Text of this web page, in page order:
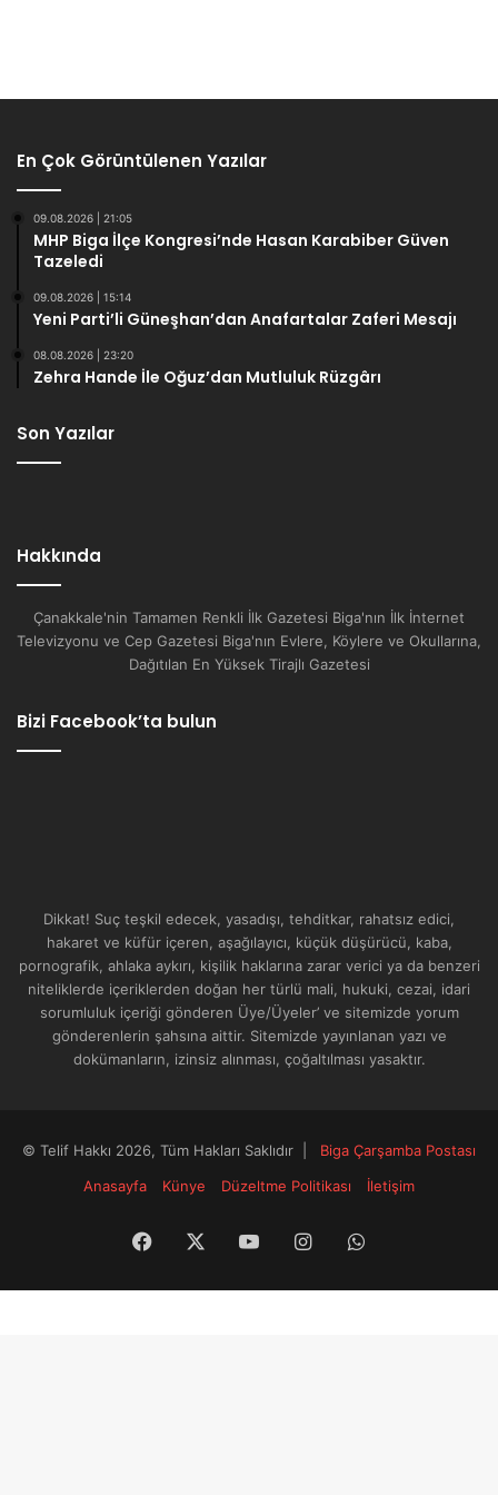
En Çok Görüntülenen Yazılar
09.08.2026 | 21:05
MHP Biga İlçe Kongresi’nde Hasan Karabiber Güven
Tazeledi
09.08.2026 | 15:14
Yeni Parti’li Güneşhan’dan Anafartalar Zaferi Mesajı
08.08.2026 | 23:20
Zehra Hande İle Oğuz’dan Mutluluk Rüzgârı
Son Yazılar
Hakkında
Çanakkale'nin Tamamen Renkli İlk Gazetesi Biga'nın İlk İnternet
Televizyonu ve Cep Gazetesi Biga'nın Evlere, Köylere ve Okullarına,
Dağıtılan En Yüksek Tirajlı Gazetesi
Bizi Facebook’ta bulun
Dikkat! Suç teşkil edecek, yasadışı, tehditkar, rahatsız edici,
hakaret ve küfür içeren, aşağılayıcı, küçük düşürücü, kaba,
pornografik, ahlaka aykırı, kişilik haklarına zarar verici ya da benzeri
niteliklerde içeriklerden doğan her türlü mali, hukuki, cezai, idari
sorumluluk içeriği gönderen Üye/Üyeler’ ve sitemizde yorum
gönderenlerin şahsına aittir. Sitemizde yayınlanan yazı ve
dokümanların, izinsiz alınması, çoğaltılması yasaktır.
© Telif Hakkı 2026, Tüm Hakları Saklıdır | Biga Çarşamba Postası
Anasayfa
Künye Düzeltme Politikası İletişim
Facebook YouTubeInstagramWhatsApp